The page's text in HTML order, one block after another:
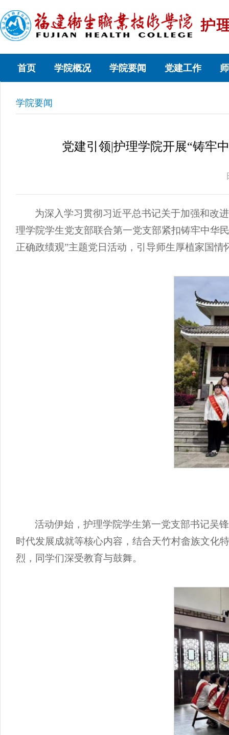
首页 学院概况 学院要闻 党建工作
学院要闻
党建引领|护理学院开展“铸牢
为深入学习贯彻习近平总书记关于加强和改
理学院学生党支部联合第一党支部紧扣铸牢中华
正确政绩观”主题党日活动，引导师生厚植家国情
活动伊始，护理学院学生第一党支部书记吴
时代发展成就等核心内容，结合天竹村畲族文化
烈，同学们深受教育与鼓舞。